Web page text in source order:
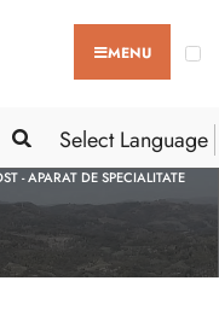
MENU
Select Language
- APARAT DE SPECIALITATE